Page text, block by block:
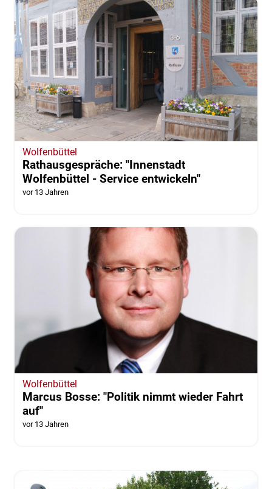
Wolfenbüttel
Rathausgespräche: "Innenstadt
Wolfenbüttel - Service entwickeln"
vor 13 Jahren
Wolfenbüttel
Marcus Bosse: "Politik nimmt wieder Fahrt
auf"
vor 13 Jahren